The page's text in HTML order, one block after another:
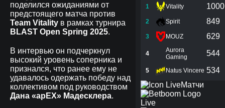
поделился ожиданиями от
предстоящего матча против
Team Vitality в рамках турнира
BLAST Open Spring 2025.
В интервью он подчеркнул
высокий уровень соперника и
признался, что ранее ему не
удавалось одержать победу над
коллективом под руководством
Дана «apEX» Мадесклера.
1 Vitality 1000
2 Spirit 849
3 MOUZ 629
4
Aurora
Gaming
544
5 Natus Vincere 534
Матчи
Live